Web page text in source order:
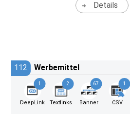
Details
112 Werbemittel
1
DeepLink
2
Textlinks
67
Banner
1
CSV